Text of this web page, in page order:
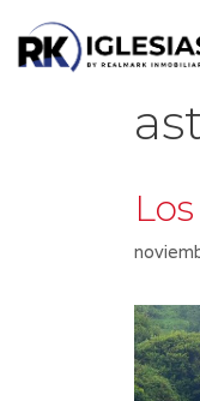
contenido